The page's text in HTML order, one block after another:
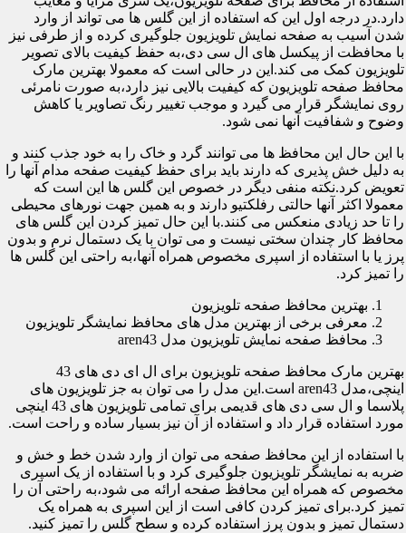
دارد.در درجه اول این که استفاده از این گلس ها می تواند از وارد
شدن آسیب به صفحه نمایش تلویزیون جلوگیری کرده و از طرفی نیز
با محافظت از پیکسل های ال سی دی،به حفظ کیفیت بالای تصویر
تلویزیون کمک می کند.این در حالی است که معمولا بهترین مارک
محافظ صفحه تلویزیون که کیفیت بالایی نیز دارد،به صورت نامرئی
روی نمایشگر قرار می گیرد و موجب تغییر رنگ تصاویر یا کاهش
وضوح و شفافیت آنها نمی شود.
با این حال این محافظ ها می توانند گرد و خاک را به خود جذب کنند و
به دلیل خش پذیری که دارند باید برای حفظ کیفیت صفحه مدام آنها را
تعویض کرد.نکته منفی دیگر در خصوص این گلس ها این است که
معمولا اکثر آنها حالتی رفلکتیو دارند و به همین جهت نورهای محیطی
را تا حد زیادی منعکس می کنند.با این حال تمیز کردن این گلس های
محافظ کار چندان سختی نیست و می توان با یک دستمال نرم و بدون
پرز یا با استفاده از اسپری مخصوص همراه آنها،به راحتی این گلس ها
را تمیز کرد.
بهترین محافظ صفحه تلویزیون
معرفی برخی از بهترین مدل های محافظ نمایشگر تلویزیون
محافظ صفحه نمایش تلویزیون مدل aren43
بهترین مارک محافظ صفحه تلویزیون برای ال ای دی های 43
اینچی،مدل aren43 است.این مدل را می توان به جز تلویزیون های
پلاسما و ال سی دی های قدیمی برای تمامی تلویزیون های 43 اینچی
مورد استفاده قرار داد و استفاده از آن نیز بسیار ساده و راحت است.
با استفاده از این محافظ صفحه می توان از وارد شدن خط و خش و
ضربه به نمایشگر تلویزیون جلوگیری کرد و با استفاده از یک اسپری
مخصوص که همراه این محافظ صفحه ارائه می شود،به راحتی آن را
تمیز کرد.برای تمیز کردن کافی است از این اسپری به همراه یک
دستمال تمیز و بدون پرز استفاده کرده و سطح گلس را تمیز کنید.